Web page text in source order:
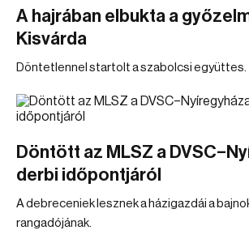
A hajrában elbukta a
Kisvárda
Döntetlennel startolt a szabolcsi együttes.
Döntött az MLSZ a
derbi időpontjáról
A debreceniek lesznek a házigazdái a
rangadójának.